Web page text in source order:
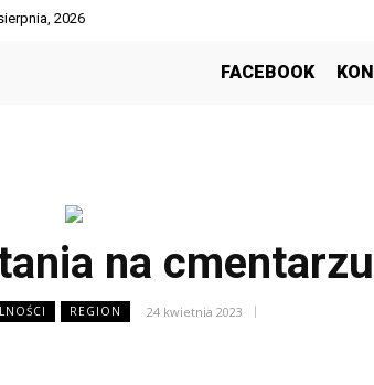
2026
FACEBOOK
na
REGION 24 kwietnia 2023